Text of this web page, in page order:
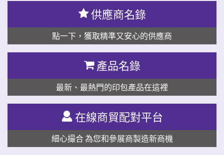
供應商名錄
點一下，獲取精準又安心的供應商
產品名錄
最新、最熱門的印包產品在這裡
在線商貿配對平台
細心撮合 為您和參展商製造新商機